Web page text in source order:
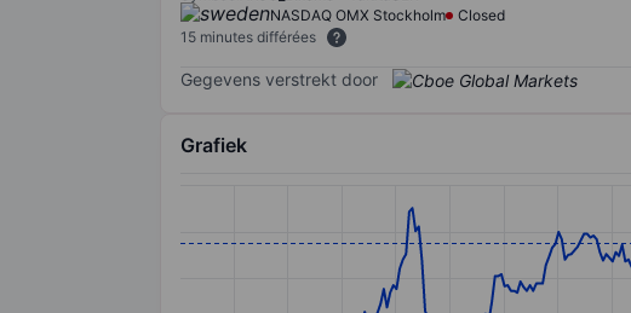
NASDAQ OMX Stockholm
Closed
15 minutes différées
Gegevens verstrekt door
Grafiek
Line chart with 389 data points.
The chart has 1 X axis displaying categories.